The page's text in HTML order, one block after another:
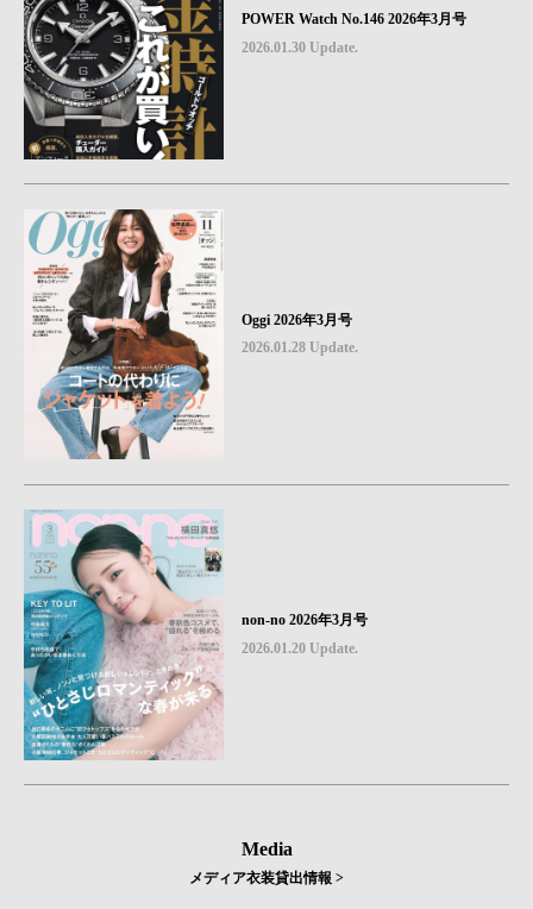
POWER Watch No.146 2026年3月号
2026.01.30 Update.
Oggi 2026年3月号
2026.01.28 Update.
non-no 2026年3月号
2026.01.20 Update.
Media
メディア衣装貸出情報 >